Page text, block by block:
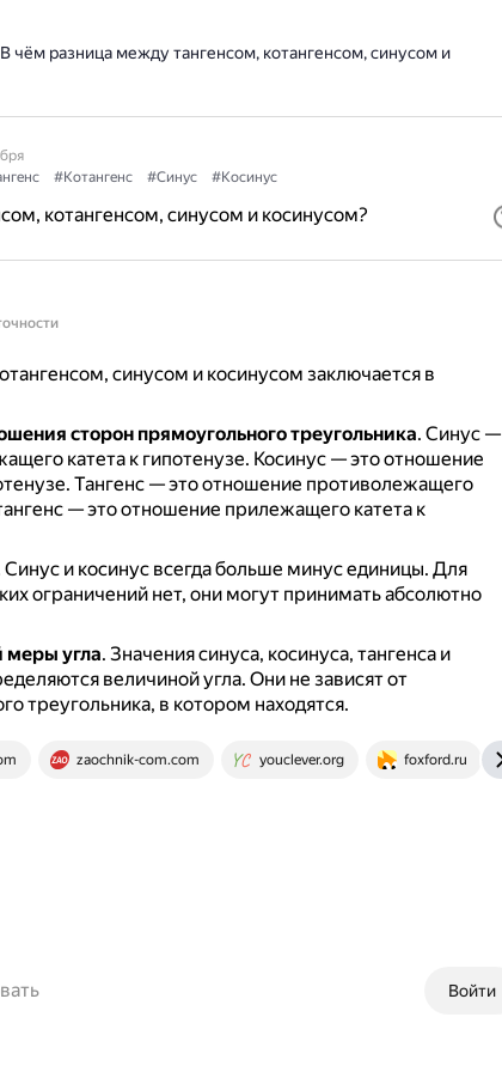
В чём разница между тангенсом, котангенсом, синусом и
#Котангенс #Синус #Косинус
котангенсом, синусом и косинусом?
синусом и косинусом заключается в
сторон прямоугольного треугольника. Синус —
катета к гипотенузе. Косинус — это отношение
Тангенс — это отношение противолежащего
— это отношение прилежащего катета к
Синус и косинус всегда больше минус единицы. Для
ограничений нет, они могут принимать абсолютно
меры угла. Значения синуса, косинуса, тангенса и
величиной угла. Они не зависят от
треугольника, в котором находятся.
zaochnik-com.com youclever.org foxford.ru
Войти